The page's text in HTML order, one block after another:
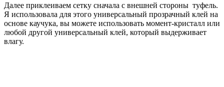
Далее приклеиваем сетку сначала с внешней стороны туфель.
Я использовала для этого универсальный прозрачный клей на
основе каучука, вы можете использовать момент-кристалл или
любой другой универсальный клей, который выдерживает
влагу.